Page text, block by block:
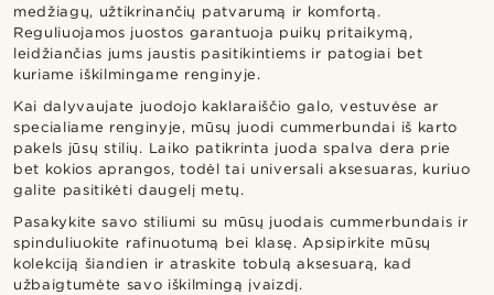
medžiagų, užtikrinančių patvarumą ir komfortą.
Reguliuojamos juostos garantuoja puikų pritaikymą,
leidžiančias jums jaustis pasitikintiems ir patogiai bet
kuriame iškilmingame renginyje.
Kai dalyvaujate juodojo kaklaraiščio galo, vestuvėse ar
specialiame renginyje, mūsų juodi cummerbundai iš karto
pakels jūsų stilių. Laiko patikrinta juoda spalva dera prie
bet kokios aprangos, todėl tai universali aksesuaras, kuriuo
galite pasitikėti daugelį metų.
Pasakykite savo stiliumi su mūsų juodais cummerbundais ir
spinduliuokite rafinuotumą bei klasę. Apsipirkite mūsų
kolekciją šiandien ir atraskite tobulą aksesuarą, kad
užbaigtumėte savo iškilmingą įvaizdį.